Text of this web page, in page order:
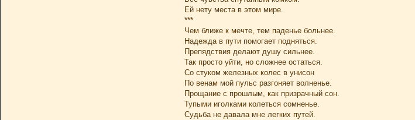
Ей нету места в этом мире.
***
Чем ближе к мечте, тем паденье больнее.
Надежда в пути помогает подняться.
Препядствия делают душу сильнее.
Так просто уйти, но сложнее остаться.
Со стуком железных колес в унисон
По венам мой пульс разгоняет волненье.
Прощание с прошлым, как призрачный сон.
Тупыми иголками колеться сомненье.
Судьба не давала мне легких путей.